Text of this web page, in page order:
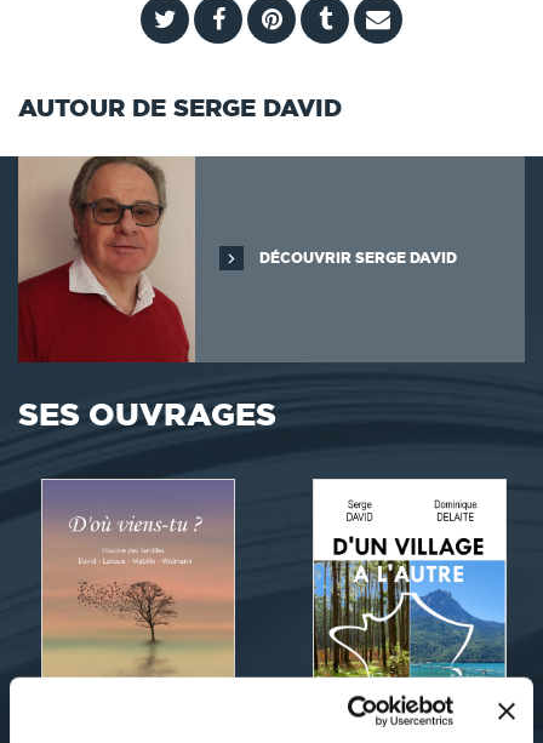
AUTOUR DE SERGE DAVID
DÉCOUVRIR SERGE DAVID
SES OUVRAGES